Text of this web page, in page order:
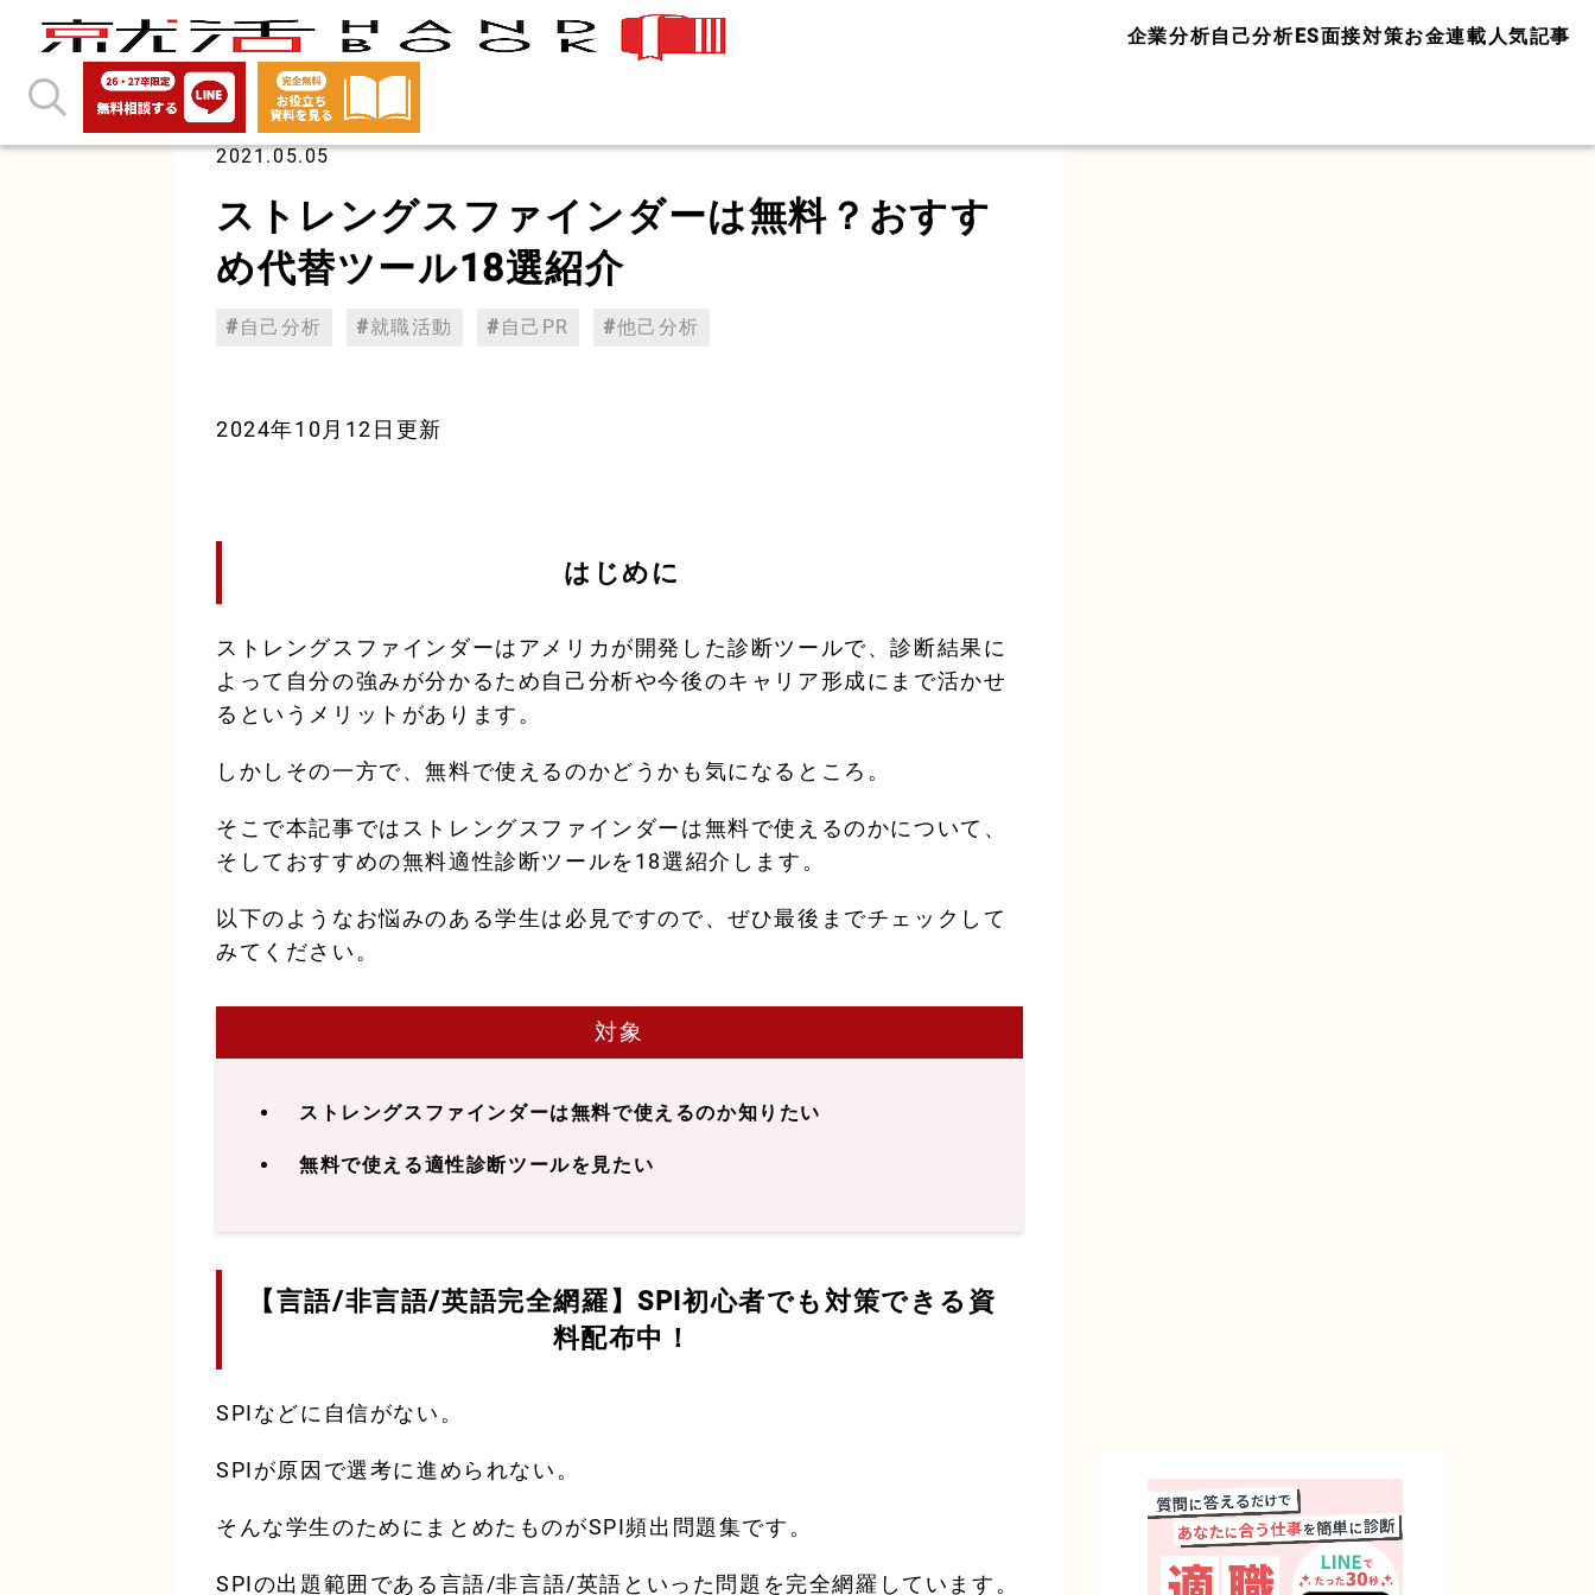
企業分析自己分析ES面接対策お金連載 人気記事
2021.05.05
ストレングスファインダーは無料？おすす
め代替ツール18選紹介
自己分析 就職活動 自己PR 他己分析
2024年10月12日更新
はじめに
ストレングスファインダーはアメリカが開発した診断ツールで、診断結果に
よって自分の強みが分かるため自己分析や今後のキャリア形成にまで活かせ
るというメリットがあります。
しかしその一方で、無料で使えるのかどうかも気になるところ。
そこで本記事ではストレングスファインダーは無料で使えるのかについて、
そしておすすめの無料適性診断ツールを18選紹介します。
以下のようなお悩みのある学生は必見ですので、ぜひ最後までチェックして
みてください。
対象
ストレングスファインダーは無料で使えるのか知りたい
無料で使える適性診断ツールを見たい
【言語/非言語/英語完全網羅】SPI初心者でも対策できる資
料配布中！
SPIなどに自信がない。
SPIが原因で選考に進められない。
そんな学生のためにまとめたものがSPI頻出問題集です。
SPIの出題範囲である言語/非言語/英語といった問題を完全網羅しています。